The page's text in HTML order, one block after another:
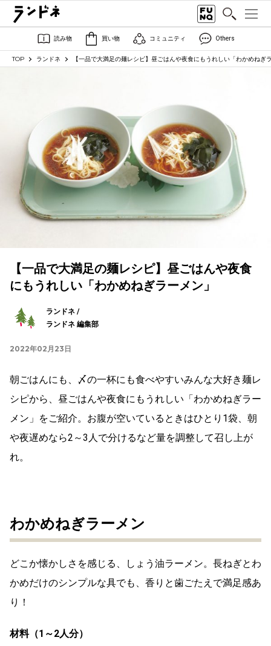
読み物 買い物 コミュニティ Others
TOP ランドネ 【一品で大満足の麺レシピ】昼ごはんや夜食にもうれしい「わかめねぎ
【一品で大満足の麺レシピ】昼ごはんや夜食
にもうれしい「わかめねぎラーメン」
ランドネ /
ランドネ 編集部
2022年02月23日
朝ごはんにも、〆の一杯にも食べやすいみんな大好き麺レ
シピから、昼ごはんや夜食にもうれしい「わかめねぎラー
メン」をご紹介。お腹が空いているときはひとり1袋、朝
や夜遅めなら2～3人で分けるなど量を調整して召し上が
れ。
わかめねぎラーメン
どこか懐かしさを感じる、しょう油ラーメン。長ねぎとわ
かめだけのシンプルな具でも、香りと歯ごたえで満足感あ
り！
材料（1～2人分）